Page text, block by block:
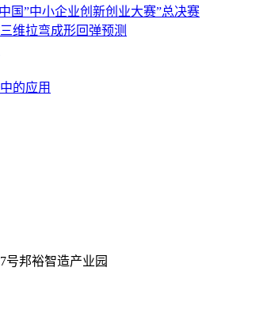
国”中小企业创新创业大赛”总决赛
维拉弯成形回弹预测
的应用
号邦裕智造产业园